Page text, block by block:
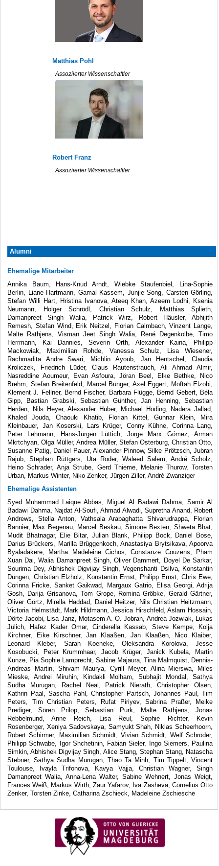
Matthias Pohl
Assoziierter Wissenschaftler
Robert Franz
Assoziierter Wissenschaftler
Alumni
Ehemalige Mitarbeiter
Annika Baum, Hans-Knud Arndt, Wiebke Staufenbiel, Lina-Sophie
Berlin, Liane Hartmann, Gamal Kassem, Junjie Song, Carsten Görling,
Stefan Willi Hart, Hristina Ivanova, Ateeq Khan, Azeem Lodhi, Ksenia
Neumann, Holger Schrödl, Christian Schulz, Matthias Splieth,
Damanpreet Singh Walia, Patrick Wirz, Robert Häusler, Abhijith
Remesh, Stefan Wind, Erik Neitzel, Florian Calmbach, Vinzent Lange,
Malte Rathjens, Visman Jeet Singh Walia, René Degenkolbe, Timo
Herrmann, Kai Dannies, Severin Orth, Alexander Kaina, Philipp
Mackowiak, Maximilian Rohde, Vanessa Schulz, Lisa Wiesener,
Rachmadita Andre Swari, Michlin Ayoub, Jan Hentschel, Claudia
Kroliczek, Friedrich Lüder, Claus Rautenstrauch, Ali Ahmad Almir,
Nasreddine Aoumeur, Evan Asfoura, Jöran Beel, Elke Bethke, Nico
Brehm, Stefan Breitenfeld, Marcel Bünger, Axel Eggert, Moftah Elzobi,
Klement J. Fellner, Bernd Fischer, Barbara Flügge, Bernd Gebert, Béla
Gipp, Bastian Grabski, Sebastian Günther, Jan Henning, Sebastian
Herden, Nils Heyer, Alexander Huber, Michael Höding, Nadera Jallad,
Khaled Jouda, Chaouki Khatib, Florian Kittel, Gunnar Klein, Mira
Kleinbauer, Jan Koserski, Lars Krüger, Conny Kühne, Corinna Lang,
Peter Lehmann, Hans-Jürgen Lüttich, Jorge Marx Gómez, Arman
Mkrtchyan, Olga Müller, Andrea Müller, Stefan Osterburg, Christian Otto,
Susanne Patig, Daniel Pauer, Alexander Pinnow, Silke Prötzsch, Jubran
Rajub, Stephan Rüttgers, Uta Röder, Waleed Salem, André Scholz,
Heino Schrader, Anja Strube, Gerd Thieme, Melanie Thurow, Torsten
Urban, Markus Winter, Niko Zenker, Jürgen Ziller, André Zwanziger
Ehemalige Assistenten
Syed Muhammad Laique Abbas, Miguel Al Badawi Dahma, Samir Al
Badawi Dahma, Najdat Al-Soufi, Ahmad Alwadi, Supretha Anand, Robert
Andrews, Stella Anton, Vathsala Arabaghatta Shivarudrappa, Florian
Bannier, Max Begenau, Marcel Beskau, Simone Bexten, Shweta Bhat,
Mudit Bhatnagar, Elie Bitar, Julian Blank, Philipp Bock, Daniel Bose,
Darius Brückers, Marilla Brüggenkoch, Anastasiya Brytsikava, Apoorva
Byaladakere, Martha Madeleine Cichos, Constanze Couzens, Pham
Xuan Dai, Walia Damanpreet Singh, Oliver Dammert, Doyel De Sarkar,
Sourima Dey, Abhishek Digvijay Singh, Vegenshanti Dsilva, Konstantin
Düngen, Christian Elzholz, Konstantin Ernst, Philipp Ernst, Chris Ewe,
Corinna Fricke, Sanket Gaikwad, Margaux Gatrio, Elisa Georgi, Adrija
Gosh, Darija Grisanova, Tom Grope, Romina Gröbke, Gerald Gärtner,
Oliver Görtz, Mirella Haddad, Daniel Heitzer, Nils Christian Heitzmann,
Victoria Helmstädt, Mark Hildmann, Jessica Hirschfeld, Aslam Hossain,
Dörte Jacobi, Lisa Janz, Motasem A. O. Jobran, Andrea Jozwiak, Lukas
Jülich, Hafez Kader Omar, Cinderella Kassab, Steve Kempe, Kolja
Kirchner, Eike Kirschner, Jan Klaaßen, Jan Klaaßen, Nico Klaiber,
Leonard Kleber, Sarah Koeneke, Oleksandra Korolova, Jesse
Kosobucki, Peter Krummhaar, Jacob Krüger, Janick Kubela, Martin
Kunze, Pia Sophie Lamprecht, Sabine Majaura, Tina Malmquist, Dennis-
Andreas Martin, Shivam Maurya, Cyrill Meyer, Alina Mierswa, Miles
Mieske, Andrei Miruhin, Kindakli Molham, Subhajit Mondal, Sathya
Sudha Murugan, Rachel Neal, Patrick Nierath, Christopher Olsen,
Kathrin Paal, Sascha Pahl, Christopher Partsch, Johannes Paul, Tim
Peters, Tim Christian Peters, Rufat Piriyev, Sabrina Praßer, Meike
Prediger, Sören Prilop, Sebastian Purk, Malte Rathjens, Jonas
Rebbelmund, Anne Reich, Lisa Reul, Sophie Richter, Kevin
Rosenberger, Xeniya Sadovskaya, Samyukt Shah, Niklas Scheerhoorn,
Robert Schirmer, Maximilian Schmidt, Vivian Schmidt, Welf Schröder,
Philipp Schwabe, Igor Shchetinin, Fabian Sieler, Ingo Siemers, Paulina
Simkin, Abhishek Digvijay Singh, Alice Stang, Stephan Stang, Natascha
Stebner, Sathya Sudha Murugan, Thao Ta Minh, Tim Tippelt, Vincent
Toulouse, Ivayla Trifonova, Kavya Vajja, Christian Wagner, Singh
Damanpreet Walia, Anna-Lena Walter, Sabine Wehnert, Jonas Weigt,
Frances Weiß, Markus Wirth, Zaur Yafarov, Iva Zasheva, Cornelius Otto
Zenker, Torsten Zinke, Catharina Zschieck, Madeleine Zschiesche